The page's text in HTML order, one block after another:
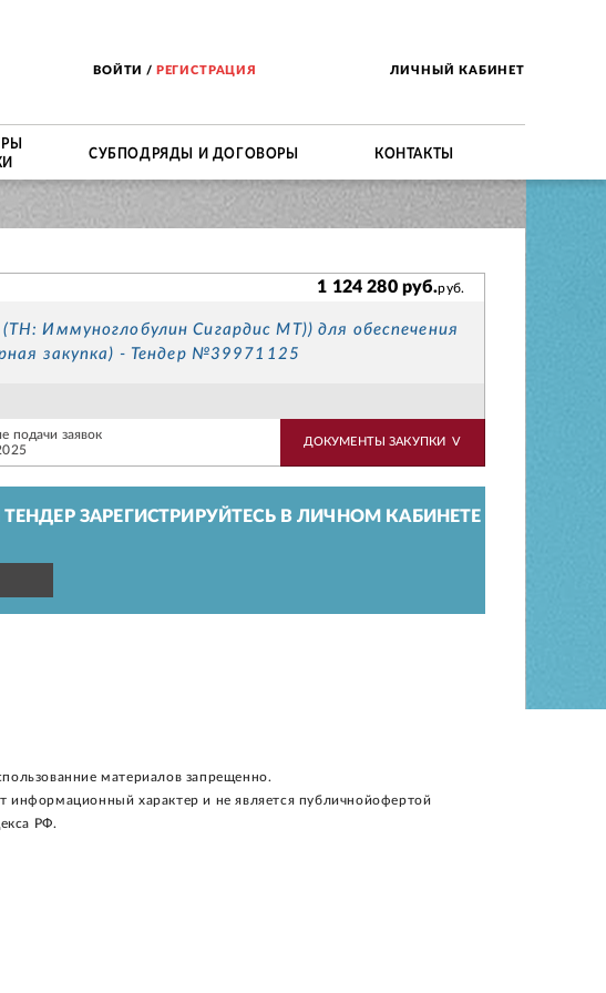
ВОЙТИ / РЕГИСТРАЦИЯ ЛИЧНЫЙ КАБИНЕТ
СУБПОДРЯДЫ И ДОГОВОРЫ КОНТАКТЫ
1 124 280 руб.руб.
Иммуноглобулин Сигардис МТ)) для обеспечения
закупка) - Тендер №39971125
подачи заявок
ДОКУМЕНТЫ ЗАКУПКИ V
ЗАРЕГИСТРИРУЙТЕСЬ В ЛИЧНОМ КАБИНЕТЕ
материалов запрещенно.
информационный характер и не является публичнойофертой
РФ.